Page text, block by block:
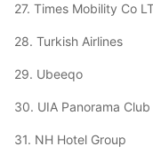
27. Times Mobility Co
28. Turkish Airlines
29. Ubeeqo
30. UIA Panorama Club
31. NH Hotel Group